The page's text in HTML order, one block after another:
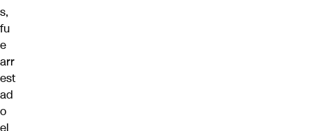
s,
fu
e
arr
est
ad
o
el